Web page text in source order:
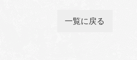
一覧に戻る